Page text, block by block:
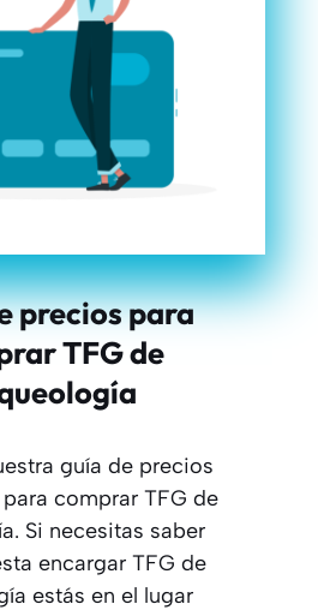
precios para
TFG de
guía de precios
comprar TFG de
Si necesitas saber
encargar TFG de
estás en el lugar